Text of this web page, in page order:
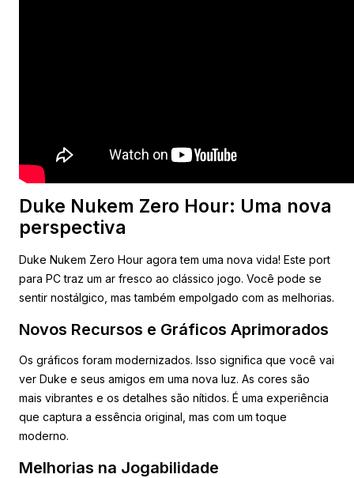
Duke Nukem Zero Hour: Uma nova
perspectiva
Duke Nukem Zero Hour agora tem uma nova vida! Este port
para PC traz um ar fresco ao clássico jogo. Você pode se
sentir nostálgico, mas também empolgado com as melhorias.
Novos Recursos e Gráficos Aprimorados
Os gráficos foram modernizados. Isso significa que você vai
ver Duke e seus amigos em uma nova luz. As cores são
mais vibrantes e os detalhes são nítidos. É uma experiência
que captura a essência original, mas com um toque
moderno.
Melhorias na Jogabilidade